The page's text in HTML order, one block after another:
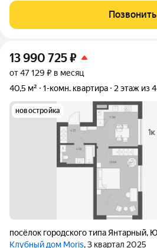
Высота потолков 3.3 метра. Янтарный
невероятно живописный
Позвонить
13 990 725₽
от 47 129 ₽ в месяц
40,5 м²
1-комн. квартира 2 этаж из 4
новостройка
посёлок городского типа Янтарный,
Клубный дом Moris, 3 квартал 2025